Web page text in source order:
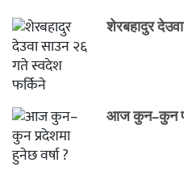
शेरबहादुर
आज कुन–कुन